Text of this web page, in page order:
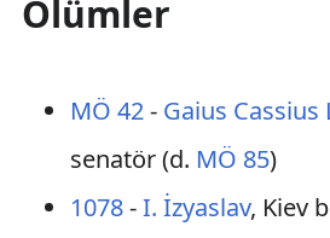
Ölümler
MÖ 42- Gaius Cassius
senatör (d. MÖ 85)
1078-I. İzyaslav, Kiev